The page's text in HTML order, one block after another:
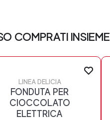
COMPRATI INSIEME
LINEA DELICIA
FONDUTA PER
CIOCCOLATO
ELETTRICA